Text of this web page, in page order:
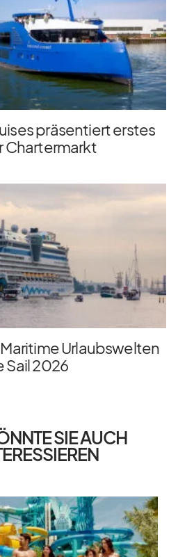
präsentiert erstes
Chartermarkt
Maritime Urlaubswelten
Sail 2026
SIE AUCH